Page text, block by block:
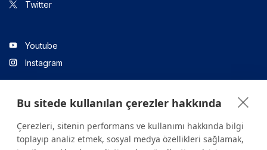
Twitter
Youtube
Instagram
Linkedin
Bu sitede kullanılan çerezler hakkında
Çerezleri, sitenin performans ve kullanımı hakkında bilgi
toplayıp analiz etmek, sosyal medya özellikleri sağlamak,